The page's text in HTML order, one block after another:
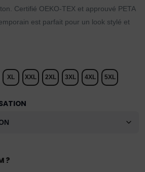
Certifié OEKO-TEX et approuvé PETA
est parfait pour un look stylé et
XL XXL 2XL 3XL 4XL 5XL
?